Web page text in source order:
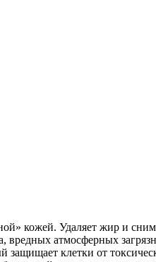
кожей. Удаляет жир и
вредных атмосферных
клетки от